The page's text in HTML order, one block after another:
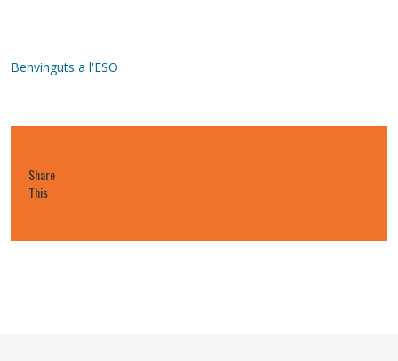
Benvinguts a l'ESO
Share
This